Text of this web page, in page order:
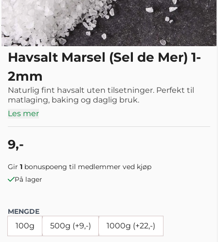
Havsalt Marsel (Sel de Mer) 1-
2mm
Naturlig fint havsalt uten tilsetninger. Perfekt til
matlaging, baking og daglig bruk.
Les mer
9,-
Gir 1 bonuspoeng til medlemmer ved kjøp
På lager
MENGDE
100g 500g (+9,-) 1000g (+22,-)